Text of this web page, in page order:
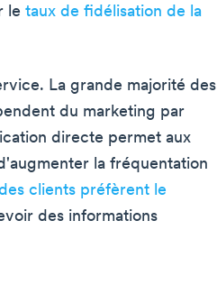
le taux de fidélisation de la
La grande majorité des
du marketing par
directe permet aux
la fréquentation
clients préfèrent le
des informations